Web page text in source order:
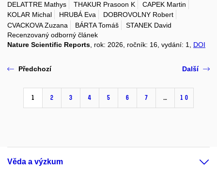
DELATTRE Mathys
THAKUR Prasoon K
CAPEK Martin
KOLAR Michal
HRUBÁ Eva
DOBROVOLNY Robert
CVACKOVA Zuzana
BÁRTA Tomáš
STANEK David
Recenzovaný odborný článek
Nature Scientific Reports , rok: 2026, ročník: 16, vydání: 1, DOI
Předchozí
1 2 3 4 5 6 7 … 10
Další
Věda a výzkum